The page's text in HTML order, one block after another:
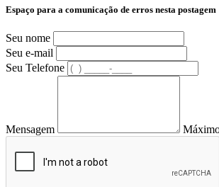
Espaço para a comunicação de erros nesta postagem
Seu nome
Seu e-mail
Seu Telefone
Mensagem